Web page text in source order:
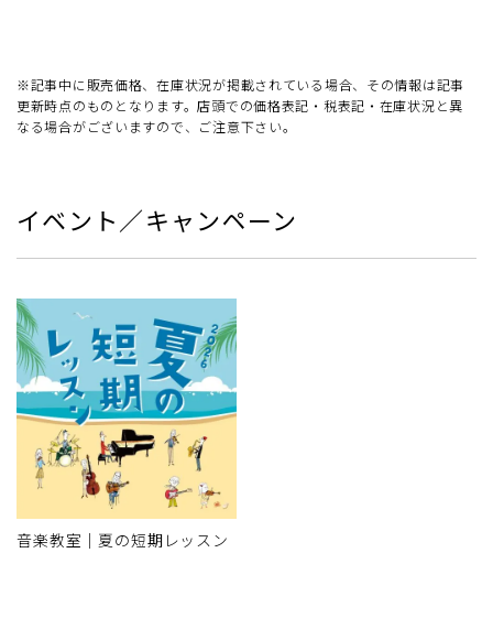
※記事中に販売価格、在庫状況が掲載されている場合、その情報は記事
更新時点のものとなります。店頭での価格表記・税表記・在庫状況と異
なる場合がございますので、ご注意下さい。
イベント／キャンペーン
音楽教室｜夏の短期レッスン